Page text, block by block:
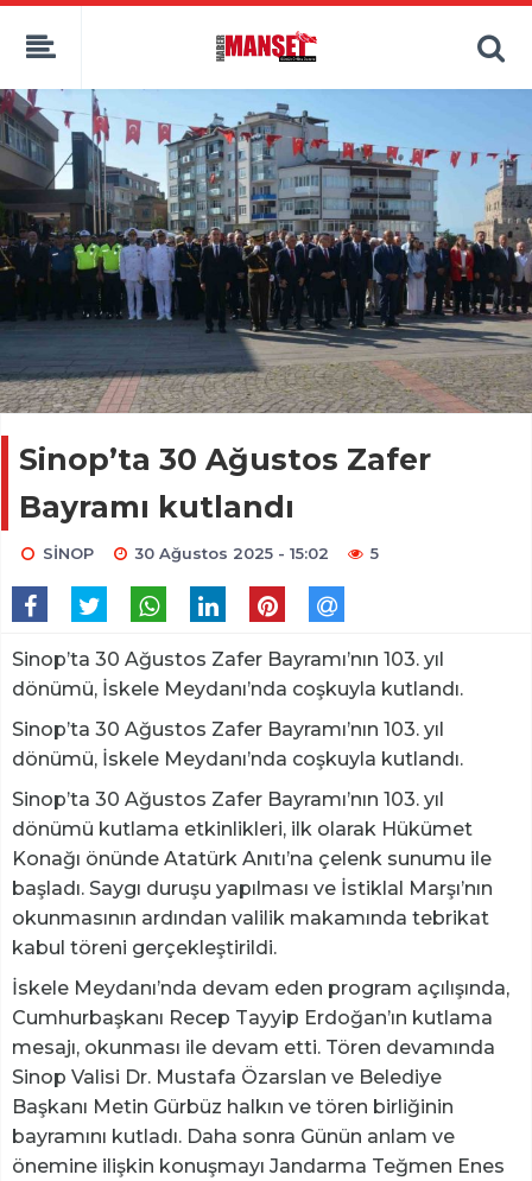
Sinop’ta 30 Ağustos Zafer
Bayramı kutlandı
SİNOP 30 Ağustos 2025 - 15:02 5
Sinop’ta 30 Ağustos Zafer Bayramı’nın 103. yıl
dönümü, İskele Meydanı’nda coşkuyla kutlandı.
Sinop’ta 30 Ağustos Zafer Bayramı’nın 103. yıl
dönümü, İskele Meydanı’nda coşkuyla kutlandı.
Sinop’ta 30 Ağustos Zafer Bayramı’nın 103. yıl
dönümü kutlama etkinlikleri, ilk olarak Hükümet
Konağı önünde Atatürk Anıtı’na çelenk sunumu ile
başladı. Saygı duruşu yapılması ve İstiklal Marşı’nın
okunmasının ardından valilik makamında tebrikat
kabul töreni gerçekleştirildi.
İskele Meydanı’nda devam eden program açılışında,
Cumhurbaşkanı Recep Tayyip Erdoğan’ın kutlama
mesajı, okunması ile devam etti. Tören devamında
Sinop Valisi Dr. Mustafa Özarslan ve Belediye
Başkanı Metin Gürbüz halkın ve tören birliğinin
bayramını kutladı. Daha sonra Günün anlam ve
önemine ilişkin konuşmayı Jandarma Teğmen Enes